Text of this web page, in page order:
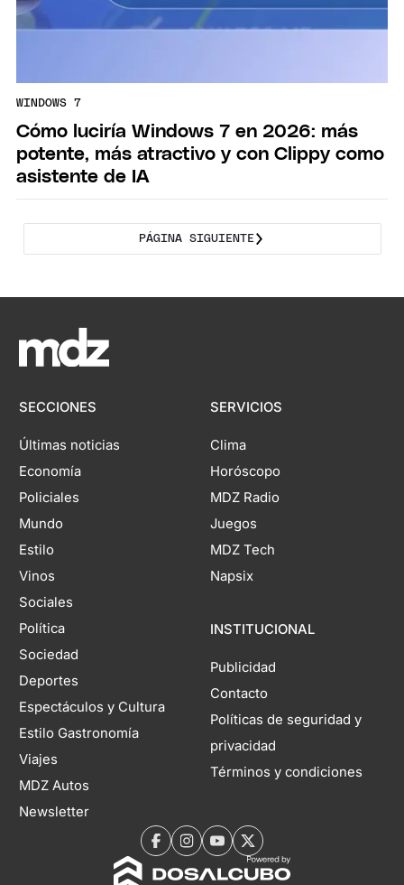
WINDOWS 7
Cómo luciría Windows 7 en 2026: más
potente, más atractivo y con Clippy como
asistente de IA
PÁGINA SIGUIENTE
SECCIONES
Últimas noticias
Economía
Policiales
Mundo
Estilo
Vinos
Sociales
Política
Sociedad
Deportes
Espectáculos y Cultura
Estilo Gastronomía
Viajes
MDZ Autos
Newsletter
SERVICIOS
Clima
Horóscopo
MDZ Radio
Juegos
MDZ Tech
Napsix
INSTITUCIONAL
Publicidad
Contacto
Políticas de seguridad y
privacidad
Términos y condiciones